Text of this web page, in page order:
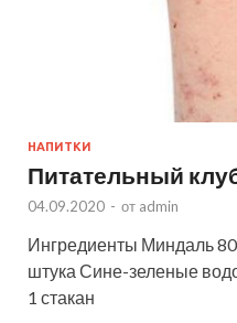
НАПИТКИ
Питательный
04.09.2020 - от admin
Ингредиенты Миндаль
штука Сине-зеленые
1 стакан